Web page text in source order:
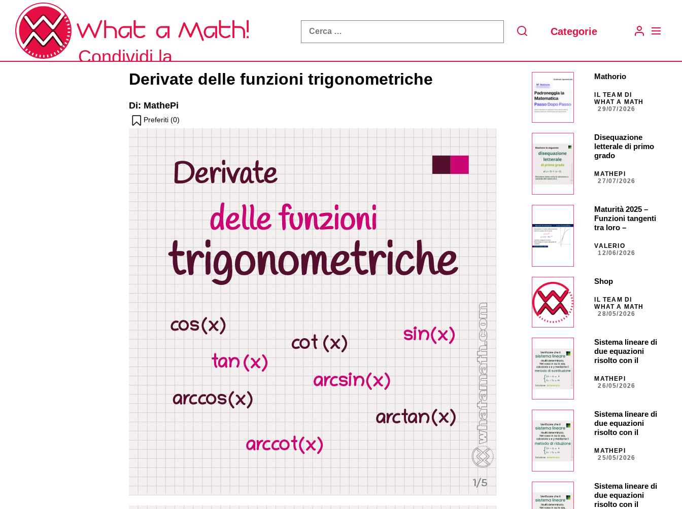
content
a
Math!
Condividi la
matematica spiegata
a modo tuo.
Categorie
Derivate delle funzioni trigonometriche
Di: MathePi
Preferiti (0)
Mathorio
IL TEAM DI
WHAT A MATH
29/07/2026
Disequazione
letterale di primo
grado
MATHEPI
27/07/2026
Maturità 2025 –
Funzioni tangenti
tra loro –
Quesito 5
VALERIO
12/06/2026
Shop
IL TEAM DI
WHAT A MATH
28/05/2026
Sistema lineare di
due equazioni
risolto con il
sostituzione
MATHEPI
26/05/2026
Sistema lineare di
due equazioni
risolto con il
riduzione
MATHEPI
25/05/2026
Sistema lineare di
due equazioni
risolto con il